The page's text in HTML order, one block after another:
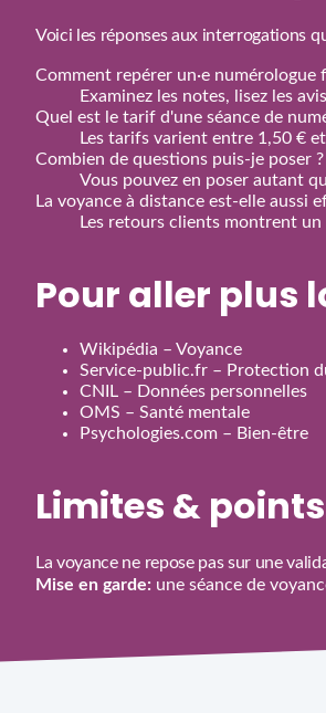
Voici les réponses aux interrogations
Comment repérer un·e numérologue
Examinez les notes, lisez les
Quel est le tarif d'une séance de
Les tarifs varient entre 1,50 €
Combien de questions puis‑je poser ?
Vous pouvez en poser autant
La voyance à distance est‑elle aussi
Les retours clients montrent
Pour aller plus
Wikipédia – Voyance
Service‑public.fr – Protection
CNIL – Données personnelles
OMS – Santé mentale
Psychologies.com – Bien‑être
Limites &
La voyance ne repose pas sur une
Mise en garde: une séance de